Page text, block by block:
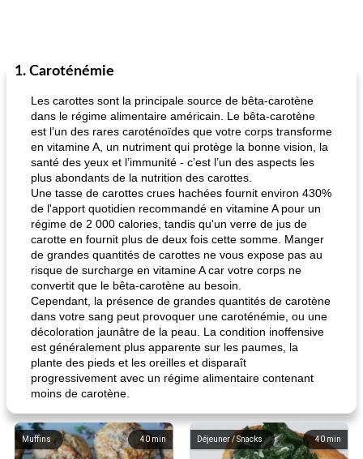
1. Caroténémie
Les carottes sont la principale source de bêta-carotène
dans le régime alimentaire américain. Le bêta-carotène
est l’un des rares caroténoïdes que votre corps transforme
en vitamine A, un nutriment qui protège la bonne vision, la
santé des yeux et l’immunité - c’est l’un des aspects les
plus abondants de la nutrition des carottes.
Une tasse de carottes crues hachées fournit environ 430%
de l'apport quotidien recommandé en vitamine A pour un
régime de 2 000 calories, tandis qu'un verre de jus de
carotte en fournit plus de deux fois cette somme. Manger
de grandes quantités de carottes ne vous expose pas au
risque de surcharge en vitamine A car votre corps ne
convertit que le bêta-carotène au besoin.
Cependant, la présence de grandes quantités de carotène
dans votre sang peut provoquer une caroténémie, ou une
décoloration jaunâtre de la peau. La condition inoffensive
est généralement plus apparente sur les paumes, la
plante des pieds et les oreilles et disparaît
progressivement avec un régime alimentaire contenant
moins de carotène.
40 min
Muffins 40 min
Déjeuner / Snacks